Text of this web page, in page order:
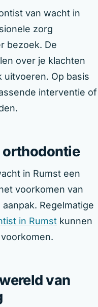
van wacht in
zorg
bezoek. De
over je klachten
Op basis
interventie of
orthodontie
in Rumst een
voorkomen van
Regelmatige
in Rumst kunnen
van